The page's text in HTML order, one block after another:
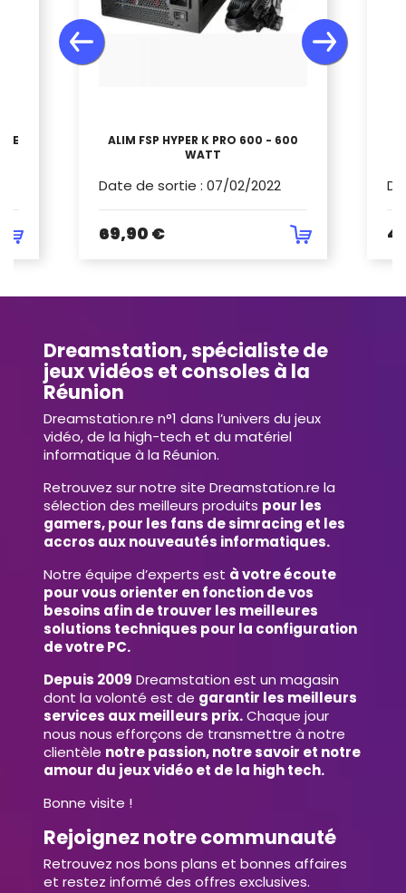
ALIM FSP HYPER K PRO 600 - 600
WATT
Date de sortie : 07/02/2022
69,90 €
Dreamstation, spécialiste de
jeux vidéos et consoles à la
Réunion
Dreamstation.re n°1 dans l’univers du jeux
vidéo, de la high-tech et du matériel
informatique à la Réunion.
Retrouvez sur notre site Dreamstation.re la
sélection des meilleurs produits pour les
gamers, pour les fans de simracing et les
accros aux nouveautés informatiques.
Notre équipe d’experts est à votre écoute
pour vous orienter en fonction de vos
besoins afin de trouver les meilleures
solutions techniques pour la configuration
de votre PC.
Depuis 2009 Dreamstation est un magasin
dont la volonté est de garantir les meilleurs
services aux meilleurs prix.Chaque jour
nous nous efforçons de transmettre à notre
clientèle notre passion, notre savoir et notre
amour du jeux vidéo et de la high tech.
Bonne visite !
Rejoignez notre communauté
Retrouvez nos bons plans et bonnes affaires
et restez informé des offres exclusives.